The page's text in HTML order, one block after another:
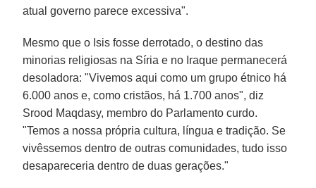
atual governo parece excessiva".
Mesmo que o Isis fosse derrotado, o destino das
minorias religiosas na Síria e no Iraque permanecerá
desoladora: "Vivemos aqui como um grupo étnico há
6.000 anos e, como cristãos, há 1.700 anos", diz
Srood Maqdasy, membro do Parlamento curdo.
"Temos a nossa própria cultura, língua e tradição. Se
vivêssemos dentro de outras comunidades, tudo isso
desapareceria dentro de duas gerações."